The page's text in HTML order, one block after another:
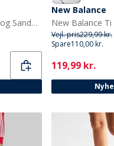
CPH Comfort Bio Clog Sandaler af ruskind Taupe
New Balance
Vejl. pris229,99 kr.
Spare110,00 kr.
Current
119,99 kr.